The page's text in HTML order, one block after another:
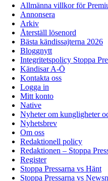
Allmänna villkor för
Annonsera
Arkiv
Återställ lösenord
Bästa kändissajterna 2026
Bloggnytt
Integritetspolicy Stoppa
Kändisar A-Ö
Kontakta oss
Logga in
Mitt konto
Native
Nyheter om kungligheter
Nyhetsbrev
Om oss
Redaktionell policy
Redaktionen – Stoppa
Register
Stoppa Pressarna vs Hänt
Stoppa Pressarna vs